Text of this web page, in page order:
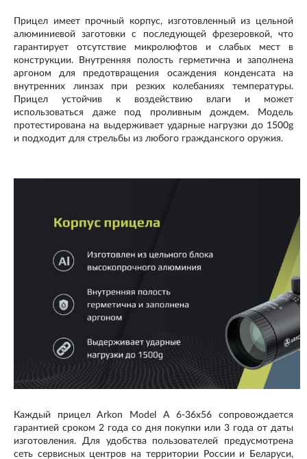
Прицел имеет прочный корпус, изготовленный из цельной
алюминиевой заготовки с последующей фрезеровкой, что
гарантирует отсутствие микролюфтов и слабых мест в
конструкции. Внутренняя полость герметична и заполнена
аргоном для предотвращения осаждения конденсата на
внутренних линзах при резких колебаниях температуры.
Прицел устойчив к воздействию влаги и может
использоваться даже под проливным дождем.
Модель
протестирована на выдерживает ударные нагрузки до 1500g
и подходит для стрельбы из любого гражданского оружия.
Каждый прицел Arkon Model A 6-36х56 сопровождается
гарантией сроком 2 года со дня покупки или 3 года от даты
изготовления. Для удобства пользователей предусмотрена
сеть сервисных центров на территории России и Беларуси,